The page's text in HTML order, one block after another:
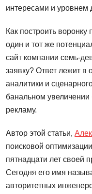
интересами и уровнем
Как построить
один и тот же
сайт компании семь-
заявку? Ответ лежит в
аналитики и
банальном
рекламу.
Автор этой статьи,
поисковой
пятнадцати лет своей
Сегодня его имя
авторитетных